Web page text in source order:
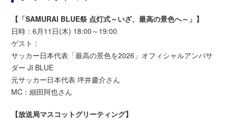
【「SAMURAI BLUE祭 点灯式～いざ、最高の景色へ～」】
日時：6月11日(木) 18:00～19:00
ゲスト：
サッカー日本代表「最高の景色を2026」オフィシャルアンバサ
ダー JI BLUE
元サッカー日本代表 坪井慶介さん
MC：細田阿也さん
【放送局マスコットグリーティング】